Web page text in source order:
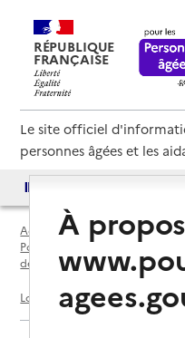
RÉPUBLIQUE
FRANÇAISE
Le site officiel
personnes âgées et les
Accueil
Espace annuaire
Points d'information locaux
département
Loiret (45) Montargis
À